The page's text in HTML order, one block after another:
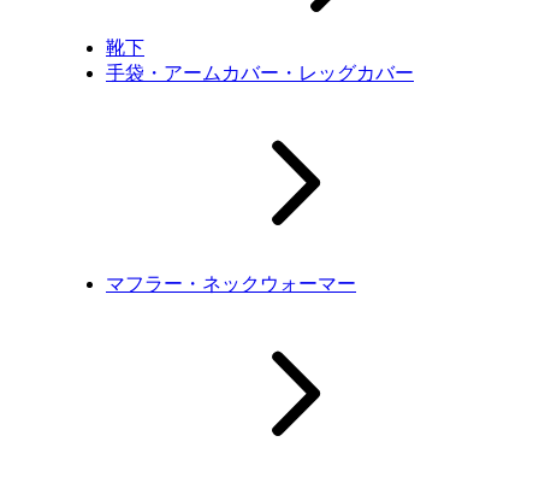
靴下
手袋・アームカバー・レッグカバー
マフラー・ネックウォーマー